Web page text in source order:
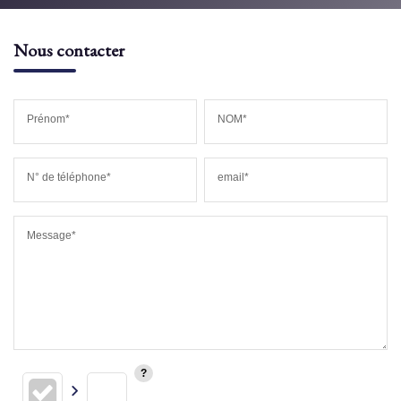
Nous contacter
Prénom* NOM*
N° de téléphone* email*
Message*